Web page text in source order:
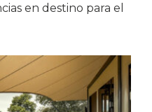
en destino para el